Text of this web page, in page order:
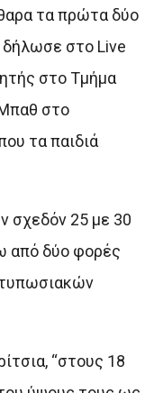
τα πρώτα δύο
δήλωσε στο Live
στο Τμήμα
στο
τα παιδιά
σχεδόν 25 με 30
από δύο φορές
“στους 18